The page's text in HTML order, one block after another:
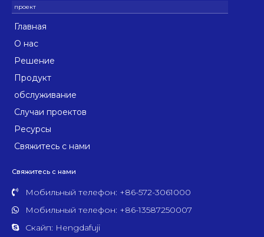
Главная
О нас
Решение
Продукт
обслуживание
Случаи проектов
Ресурсы
Свяжитесь с нами
Свяжитесь с нами
Мобильный телефон: +86-572-3061000
Мобильный телефон: +86-13587250007
Скайп: Hengdafuji